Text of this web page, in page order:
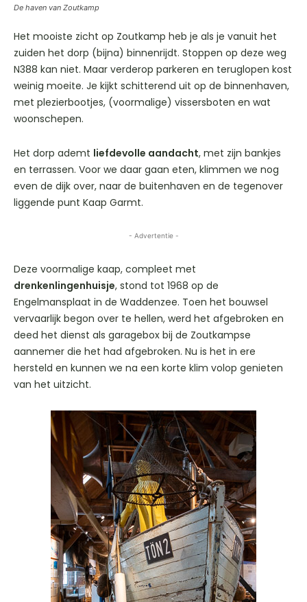
De haven van Zoutkamp
Het mooiste zicht op Zoutkamp heb je als je vanuit het
zuiden het dorp (bijna) binnenrijdt. Stoppen op deze weg
N388 kan niet. Maar verderop parkeren en teruglopen kost
weinig moeite. Je kijkt schitterend uit op de binnenhaven,
met plezierbootjes, (voormalige) vissersboten en wat
woonschepen.
Het dorp ademt liefdevolle aandacht, met zijn bankjes
en terrassen. Voor we daar gaan eten, klimmen we nog
even de dijk over, naar de buitenhaven en de tegenover
liggende punt Kaap Garmt.
- Advertentie -
Deze voormalige kaap, compleet met
drenkenlingenhuisje, stond tot 1968 op de
Engelmansplaat in de Waddenzee. Toen het bouwsel
vervaarlijk begon over te hellen, werd het afgebroken en
deed het dienst als garagebox bij de Zoutkampse
aannemer die het had afgebroken. Nu is het in ere
hersteld en kunnen we na een korte klim volop genieten
van het uitzicht.